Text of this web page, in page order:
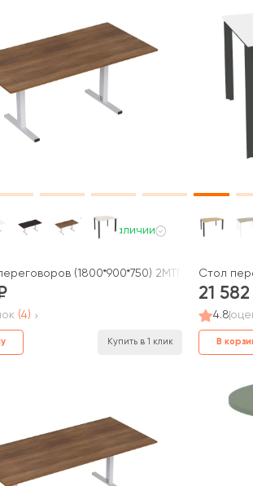
Оникс / Onix
В наличии
(1800*900*750) 2МТП.001 СТИЛЬ
(4)
Купить в 1 клик
Стол
21 582
4.8
В